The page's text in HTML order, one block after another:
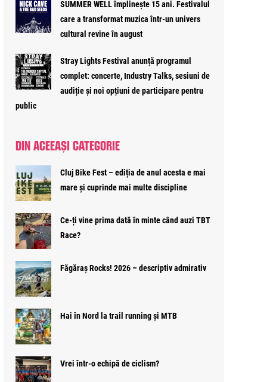
SUMMER WELL împlinește 15 ani. Festivalul
care a transformat muzica într-un univers
cultural revine în august
Stray Lights Festival anunță programul
complet: concerte, Industry Talks, sesiuni de
audiție și noi opțiuni de participare pentru
public
DIN ACEEAȘI CATEGORIE
Cluj Bike Fest – ediția de anul acesta e mai
mare și cuprinde mai multe discipline
Ce-ți vine prima dată în minte când auzi TBT
Race?
Făgăraș Rocks! 2026 – descriptiv admirativ
Hai în Nord la trail running și MTB
Vrei într-o echipă de ciclism?